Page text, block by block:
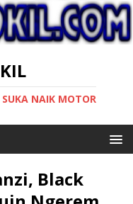
NAIK MOTOR
Black